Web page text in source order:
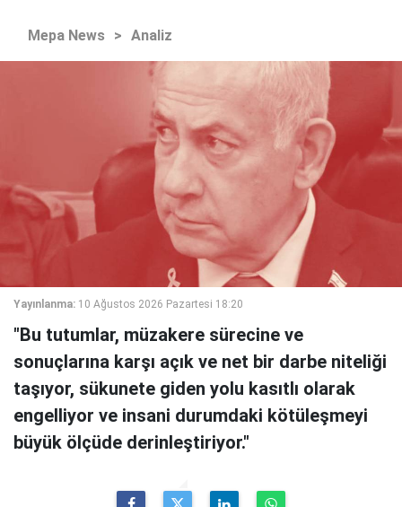
Mepa News > Analiz
Yayınlanma: 10 Ağustos 2026 Pazartesi 18:20
"Bu tutumlar, müzakere sürecine ve
sonuçlarına karşı açık ve net bir darbe niteliği
taşıyor, sükunete giden yolu kasıtlı olarak
engelliyor ve insani durumdaki kötüleşmeyi
büyük ölçüde derinleştiriyor."